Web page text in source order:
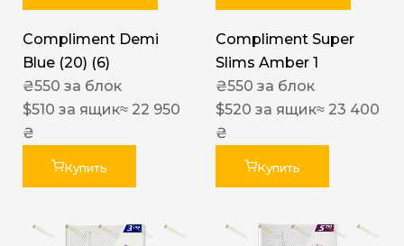
Compliment Demi
Blue (20) (6)
₴550 за блок
$510 за ящик≈ 22 950
₴
Купить
Compliment Super
Slims Amber 1
₴550 за блок
$520 за ящик≈ 23 400
₴
Купить